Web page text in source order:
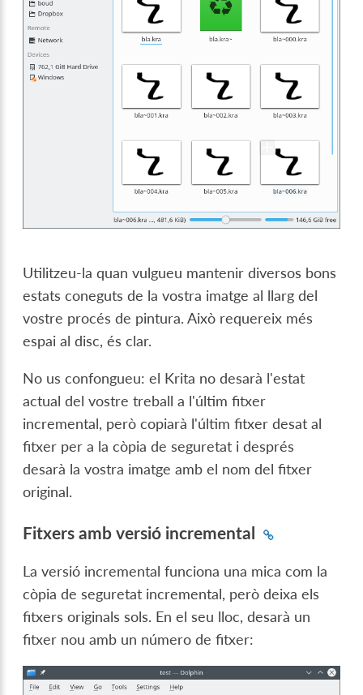
Utilitzeu-la quan vulgueu mantenir diversos bons
estats coneguts de la vostra imatge al llarg del
vostre procés de pintura. Això requereix més
espai al disc, és clar.
No us confongueu: el Krita no desarà l'estat
actual del vostre treball a l'últim fitxer
incremental, però copiarà l'últim fitxer desat al
fitxer per a la còpia de seguretat i després
desarà la vostra imatge amb el nom del fitxer
original.
Fitxers amb versió incremental
La versió incremental funciona una mica com la
còpia de seguretat incremental, però deixa els
fitxers originals sols. En el seu lloc, desarà un
fitxer nou amb un número de fitxer: